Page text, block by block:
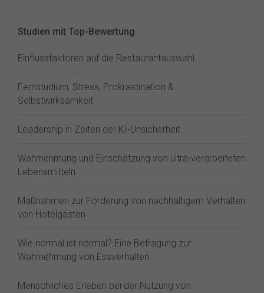
Studien mit Top-Bewertung
Einflussfaktoren auf die Restaurantauswahl
Fernstudium: Stress, Prokrastination &
Selbstwirksamkeit
Leadership in Zeiten der KI-Unsicherheit
Wahrnehmung und Einschätzung von ultra-verarbeiteten
Lebensmitteln
Maßnahmen zur Förderung von nachhaltigem Verhalten
von Hotelgästen
Wie normal ist normal? Eine Befragung zur
Wahrnehmung von Essverhalten
Menschliches Erleben bei der Nutzung von